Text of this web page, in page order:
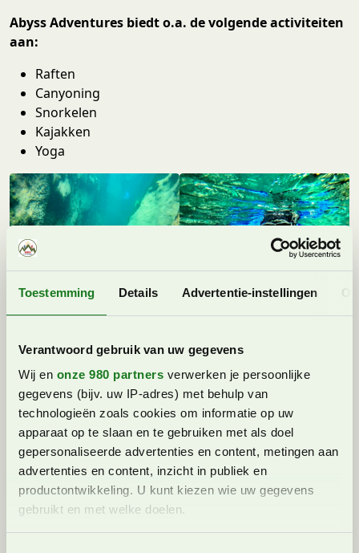
Toestemming Details Advertentie-instellingen
Verantwoord gebruik van uw gegevens
Wij en onze 980 partners verwerken je persoonlijke
gegevens (bijv. uw IP-adres) met behulp van
technologieën zoals cookies om informatie op uw
apparaat op te slaan en te gebruiken met als doel
gepersonaliseerde advertenties en content, metingen aan
advertenties en content, inzicht in publiek en
productontwikkeling. U kunt kiezen wie uw gegevens
gebruikt en met welke doelen.
Abyss Adventures biedt o.a. de volgende activiteiten
aan:
Raften
Canyoning
Snorkelen
Kajakken
Yoga